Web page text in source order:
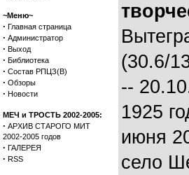
~Меню~
· Главная страница
· Администратор
· Выход
· Библиотека
· Состав РПЦЗ(В)
· Обзоры
· Новости
МЕЧ и ТРОСТЬ 2002-2005:
· АРХИВ СТАРОГО МИТ
2002-2005 годов
· ГАЛЕРЕЯ
· RSS
(30.6/
--
1925
июня
село